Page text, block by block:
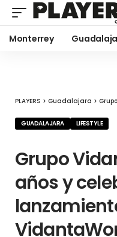
Monterrey
PLAYERS > Guadalajara > Grupo
GUADALAJARA LIFESTYLE
Grupo
años y